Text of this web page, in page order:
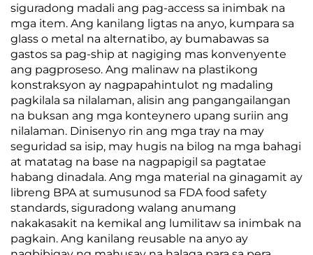
siguradong madali ang pag-access sa inimbak na
mga item. Ang kanilang ligtas na anyo, kumpara sa
glass o metal na alternatibo, ay bumabawas sa
gastos sa pag-ship at nagiging mas konvenyente
ang pagproseso. Ang malinaw na plastikong
konstraksyon ay nagpapahintulot ng madaling
pagkilala sa nilalaman, alisin ang pangangailangan
na buksan ang mga konteynero upang suriin ang
nilalaman. Dinisenyo rin ang mga tray na may
seguridad sa isip, may hugis na bilog na mga bahagi
at matatag na base na nagpapigil sa pagtatae
habang dinadala. Ang mga material na ginagamit ay
libreng BPA at sumusunod sa FDA food safety
standards, siguradong walang anumang
nakakasakit na kemikal ang lumilitaw sa inimbak na
pagkain. Ang kanilang reusable na anyo ay